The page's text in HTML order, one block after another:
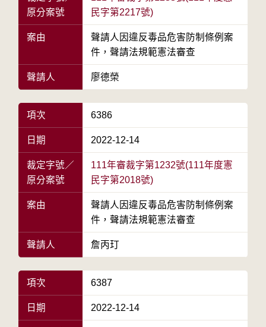
原分案號
民字第2217號)
案由
聲請人因違反毒品危害防制條例案
件，聲請法規範憲法審查
聲請人 廖德榮
項次 6386
日期 2022-12-14
裁定字號／
原分案號
111年審裁字第1232號(111年度憲
民字第2018號)
案由
聲請人因違反毒品危害防制條例案
件，聲請法規範憲法審查
聲請人 詹丙玎
項次 6387
日期 2022-12-14